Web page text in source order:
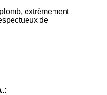
extrêmement
de